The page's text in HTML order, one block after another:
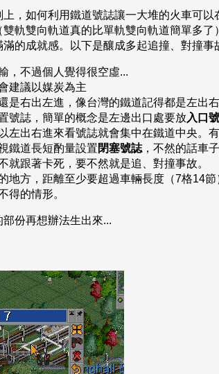
，如何利用鐵道號誌讓一大堆的火車可
軌雙向軌道真的比單軌雙向軌道簡單多
的成就感。以下是釀成多起追撞、對撞事
，不過個人覺得很空虛...
建議以媒炭為主
是右出左進，像台灣的鐵道記得都是左出右
號誌，簡單的概念是左邊出口處要放入口
左出右進來看號誌就會集中在鐵道中央。
鐵道長短酌量設置閉塞號誌 ，不然的話車
就跟著卡死，要不然就是追、對撞事故。
地方，距離至少要超過車輛長度（7格14
得的情形。
份再想辦法生出來...